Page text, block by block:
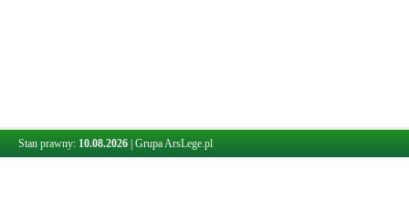
Stan prawny: 10.08.2026 Grupa ArsLege.pl